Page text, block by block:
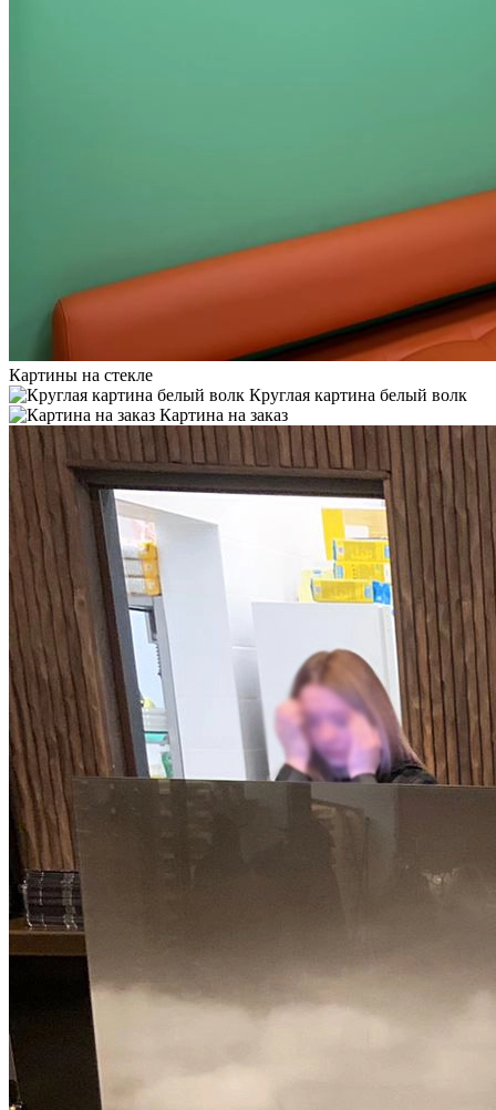
Картины на стекле
Круглая картина белый волк
Картина на заказ